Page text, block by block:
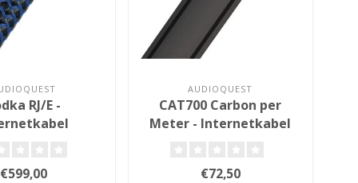
RJ/E -
€599,00
AUDIOQUEST
CAT700 Carbon per
Meter - Internetkabel
€72,50